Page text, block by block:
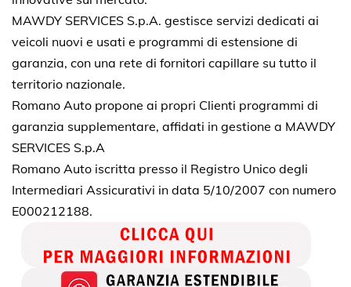
MAWDY SERVICES S.p.A. gestisce servizi dedicati ai
veicoli nuovi e usati e programmi di estensione di
garanzia, con una rete di fornitori capillare su tutto il
territorio nazionale.
Romano Auto propone ai propri Clienti programmi di
garanzia supplementare, affidati in gestione a MAWDY
SERVICES S.p.A
Romano Auto iscritta presso il Registro Unico degli
Intermediari Assicurativi in data 5/10/2007 con numero
E000212188.